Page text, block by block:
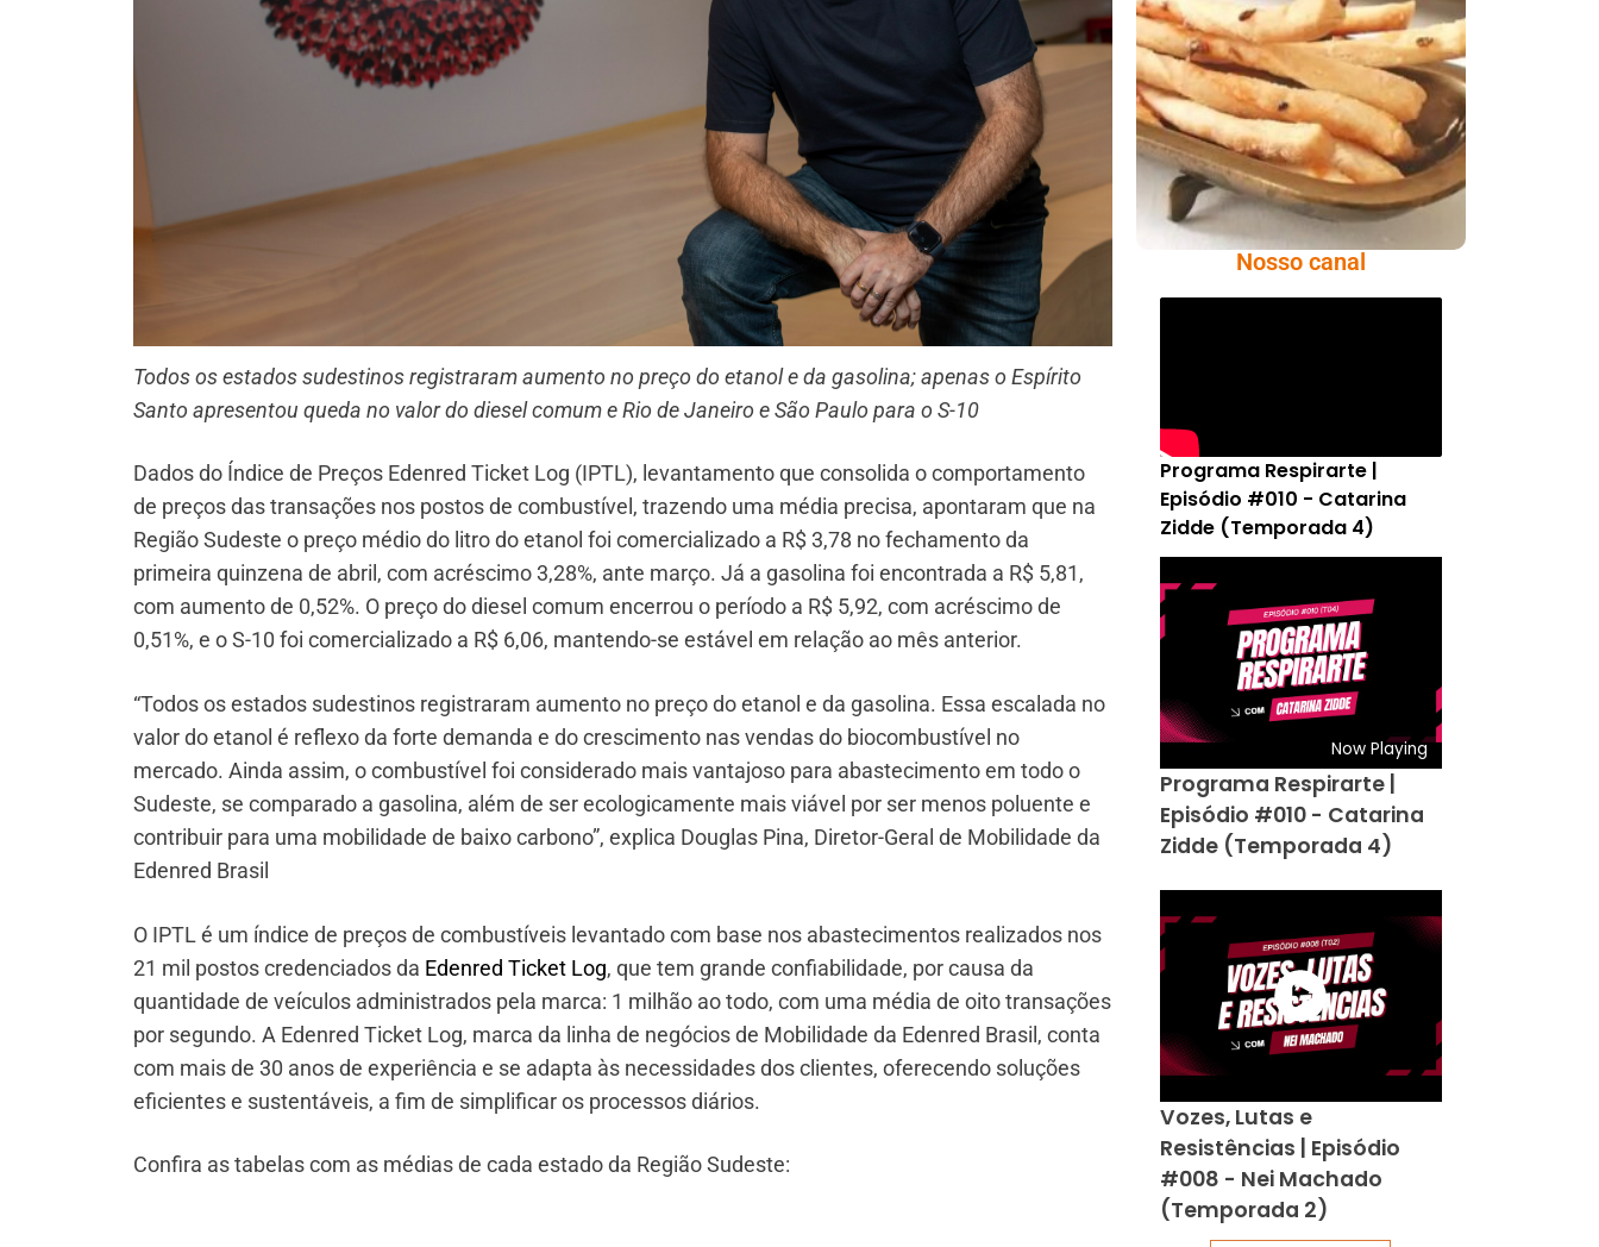
Todos os estados sudestinos registraram aumento no preço do etanol e da gasolina; apenas o Espírito
Santo apresentou queda no valor do diesel comum e Rio de Janeiro e São Paulo para o S-10
Dados do Índice de Preços Edenred Ticket Log (IPTL), levantamento que consolida o comportamento
de preços das transações nos postos de combustível, trazendo uma média precisa, apontaram que na
Região Sudeste o preço médio do litro do etanol foi comercializado a R$ 3,78 no fechamento da
primeira quinzena de abril, com acréscimo 3,28%, ante março. Já a gasolina foi encontrada a R$ 5,81,
com aumento de 0,52%. O preço do diesel comum encerrou o período a R$ 5,92, com acréscimo de
0,51%, e o S-10 foi comercializado a R$ 6,06, mantendo-se estável em relação ao mês anterior.
“Todos os estados sudestinos registraram aumento no preço do etanol e da gasolina. Essa escalada no
valor do etanol é reflexo da forte demanda e do crescimento nas vendas do biocombustível no
mercado. Ainda assim, o combustível foi considerado mais vantajoso para abastecimento em todo o
Sudeste, se comparado a gasolina, além de ser ecologicamente mais viável por ser menos poluente e
contribuir para uma mobilidade de baixo carbono”, explica Douglas Pina, Diretor-Geral de Mobilidade da
Edenred Brasil
O IPTL é um índice de preços de combustíveis levantado com base nos abastecimentos realizados nos
21 mil postos credenciados da Edenred Ticket Log, que tem grande confiabilidade, por causa da
quantidade de veículos administrados pela marca: 1 milhão ao todo, com uma média de oito transações
por segundo. A Edenred Ticket Log, marca da linha de negócios de Mobilidade da Edenred Brasil, conta
com mais de 30 anos de experiência e se adapta às necessidades dos clientes, oferecendo soluções
eficientes e sustentáveis, a fim de simplificar os processos diários.
Confira as tabelas com as médias de cada estado da Região Sudeste:
Comer Bem:
Palitinhos De Cebola
E Salsa
Nosso canal
Programa Respirarte |
Episódio #010 - Catarina
Zidde (Temporada 4)
Now Playing
Programa Respirarte |
Episódio #010 - Catarina
Zidde (Temporada 4)
Vozes, Lutas e
Resistências | Episódio
#008 - Nei Machado
(Temporada 2)